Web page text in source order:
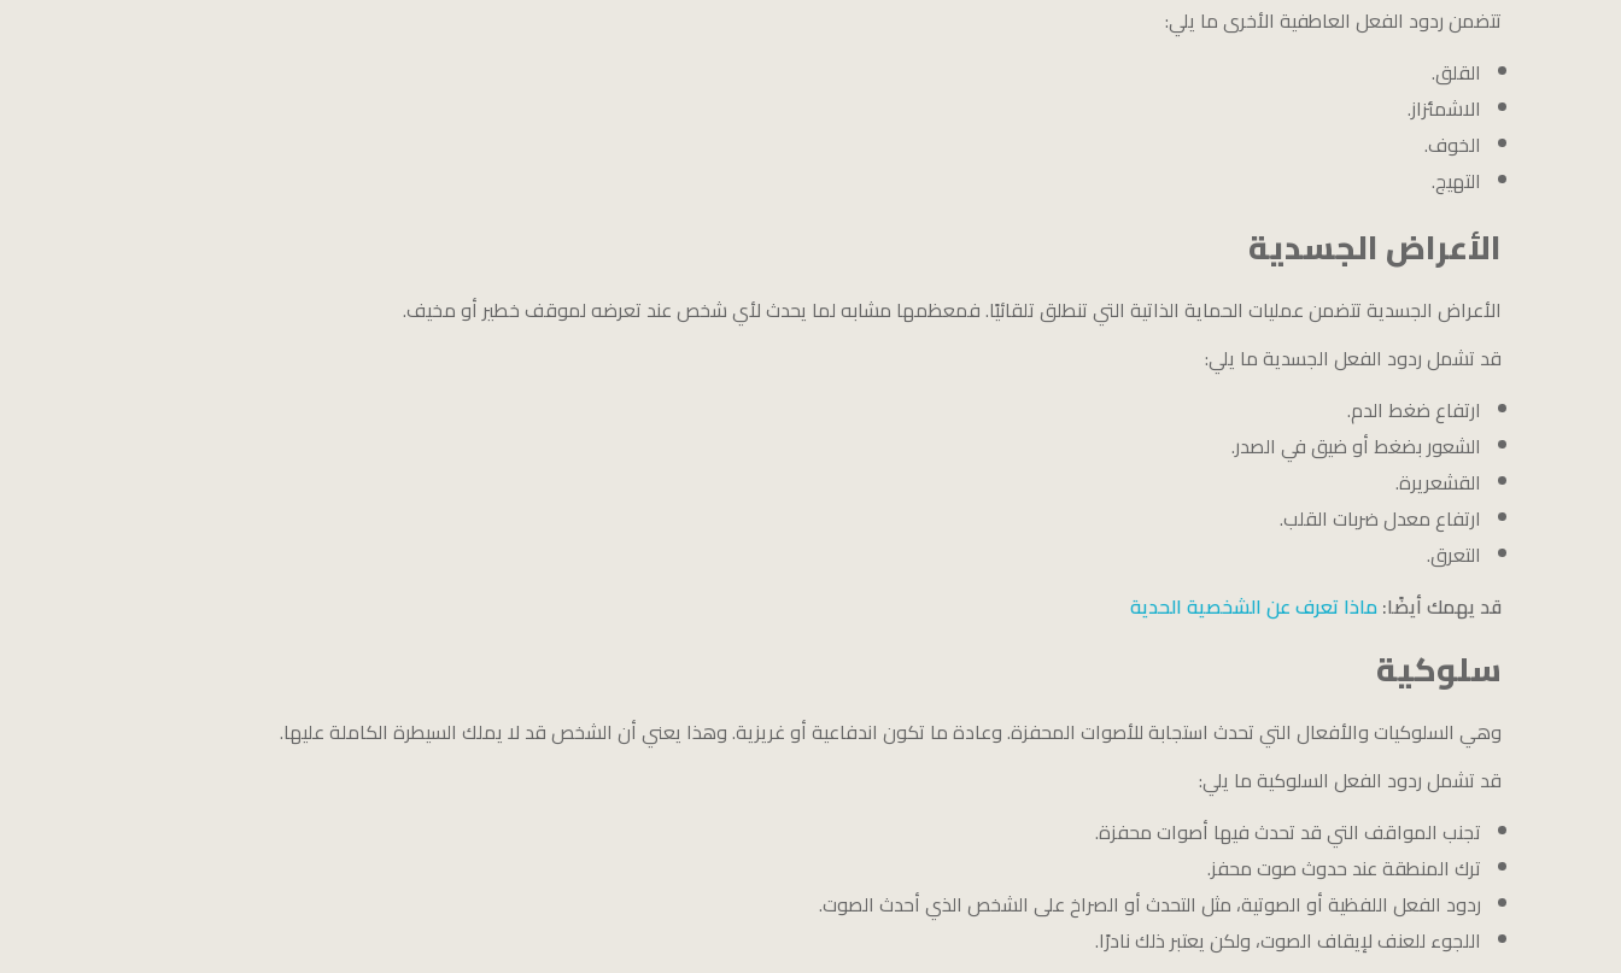
تتضمن ردود الفعل العاطفية الأخرى ما يلي:
القلق.
الاشمئزاز.
الخوف.
التهيج.
الأعراض الجسدية
الأعراض الجسدية تتضمن عمليات الحماية الذاتية التي تنطلق تلقائيًا. فمعظمها مشابه لما يحدث لأي شخص عند تعرضه لموقف خطير أو مخيف.
قد تشمل ردود الفعل الجسدية ما يلي:
ارتفاع ضغط الدم.
الشعور بضغط أو ضيق في الصدر.
القشعريرة.
ارتفاع معدل ضربات القلب.
التعرق.
قد يهمك أيضًا:ماذا تعرف عن الشخصية الحدية
سلوكية
وهي السلوكيات والأفعال التي تحدث استجابة للأصوات المحفزة. وعادة ما تكون اندفاعية أو غريزية. وهذا يعني أن الشخص قد لا يملك السيطرة الكاملة عليها.
قد تشمل ردود الفعل السلوكية ما يلي:
تجنب المواقف التي قد تحدث فيها أصوات محفزة.
ترك المنطقة عند حدوث صوت محفز.
ردود الفعل اللفظية أو الصوتية، مثل التحدث أو الصراخ على الشخص الذي أحدث الصوت.
اللجوء للعنف لإيقاف الصوت، ولكن يعتبر ذلك نادرًا.